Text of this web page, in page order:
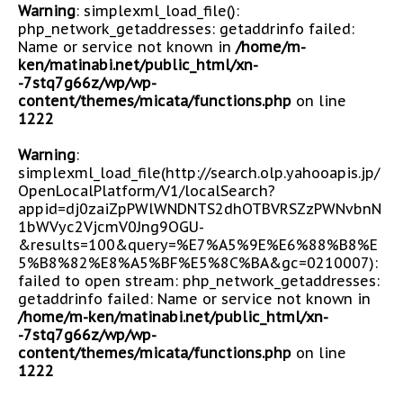
Warning: simplexml_load_file():
php_network_getaddresses: getaddrinfo failed:
Name or service not known in /home/m-
ken/matinabi.net/public_html/xn-
-7stq7g66z/wp/wp-
content/themes/micata/functions.php on line
1222
Warning:
simplexml_load_file(http://search.olp.yahooapis.jp/
OpenLocalPlatform/V1/localSearch?
appid=dj0zaiZpPWlWNDNTS2dhOTBVRSZzPWNvbnN
1bWVyc2VjcmV0Jng9OGU-
&results=100&query=%E7%A5%9E%E6%88%B8%E
5%B8%82%E8%A5%BF%E5%8C%BA&gc=0210007):
failed to open stream: php_network_getaddresses:
getaddrinfo failed: Name or service not known in
/home/m-ken/matinabi.net/public_html/xn-
-7stq7g66z/wp/wp-
content/themes/micata/functions.php on line
1222